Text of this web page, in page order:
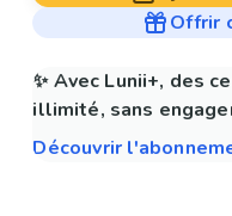
Offrir
✨ Avec Lunii+, des
illimité, sans
Découvrir